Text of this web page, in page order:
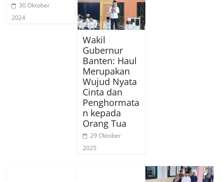
30 Oktober
2024
Wakil
Gubernur
Banten: Haul
Merupakan
Wujud Nyata
Cinta dan
Penghormata
n kepada
Orang Tua
29 Oktober
2025